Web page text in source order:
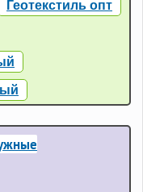
Геотекстиль опт